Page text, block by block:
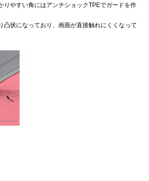
りやすい角にはアンチショックTPEでガードを作
凸状になっており、画面が直接触れにくくなって